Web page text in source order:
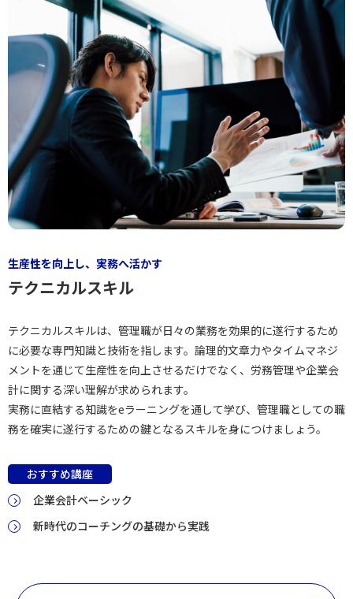
生産性を向上し、実務へ活かす
テクニカルスキル
テクニカルスキルは、管理職が日々の業務を効果的に遂行するため
に必要な専門知識と技術を指します。論理的文章力やタイムマネジ
メントを通じて生産性を向上させるだけでなく、労務管理や企業会
計に関する深い理解が求められます。
実務に直結する知識をeラーニングを通して学び、管理職としての職
務を確実に遂行するための鍵となるスキルを身につけましょう。
おすすめ講座
企業会計ベーシック
新時代のコーチングの基礎から実践